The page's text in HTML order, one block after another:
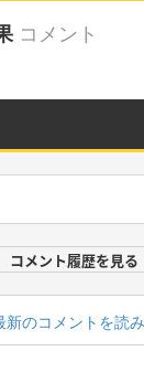
コメント
コメント履歴を見る
新のコメントを読